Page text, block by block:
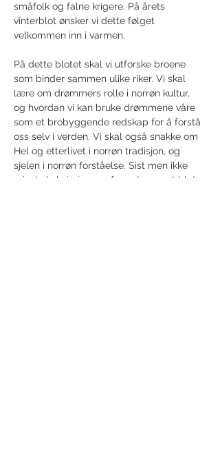
småfolk og falne krigere. På årets
vinterblot ønsker vi dette følget
velkommen inn i varmen.
På dette blotet skal vi utforske broene
som binder sammen ulike riker. Vi skal
lære om drømmers rolle i norrøn kultur,
og hvordan vi kan bruke drømmene våre
som et brobyggende redskap for å forstå
oss selv i verden. Vi skal også snakke om
Hel og etterlivet i norrøn tradisjon, og
sjelen i norrøn forståelse. Sist men ikke
minst skal vi gjennomføre et norrønt blot: